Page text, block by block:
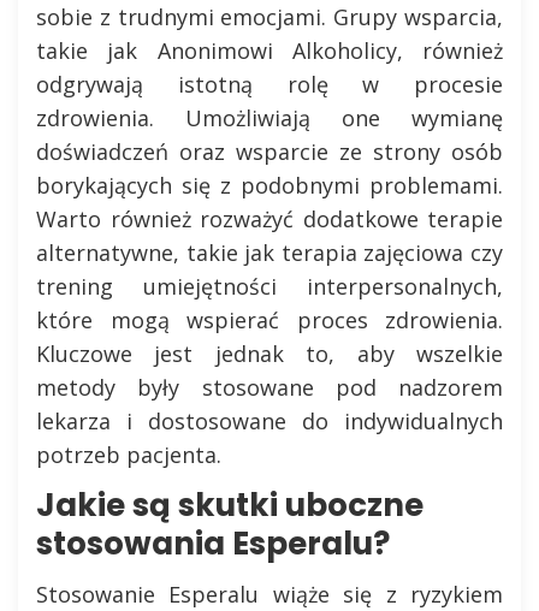
sobie z trudnymi emocjami. Grupy wsparcia,
takie jak Anonimowi Alkoholicy, również
odgrywają istotną rolę w procesie
zdrowienia. Umożliwiają one wymianę
doświadczeń oraz wsparcie ze strony osób
borykających się z podobnymi problemami.
Warto również rozważyć dodatkowe terapie
alternatywne, takie jak terapia zajęciowa czy
trening umiejętności interpersonalnych,
które mogą wspierać proces zdrowienia.
Kluczowe jest jednak to, aby wszelkie
metody były stosowane pod nadzorem
lekarza i dostosowane do indywidualnych
potrzeb pacjenta.
Jakie są skutki uboczne
stosowania Esperalu?
Stosowanie Esperalu wiąże się z ryzykiem